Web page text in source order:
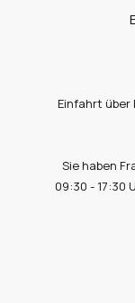
Einfahrt
Sie haben
09:30 - 17:30